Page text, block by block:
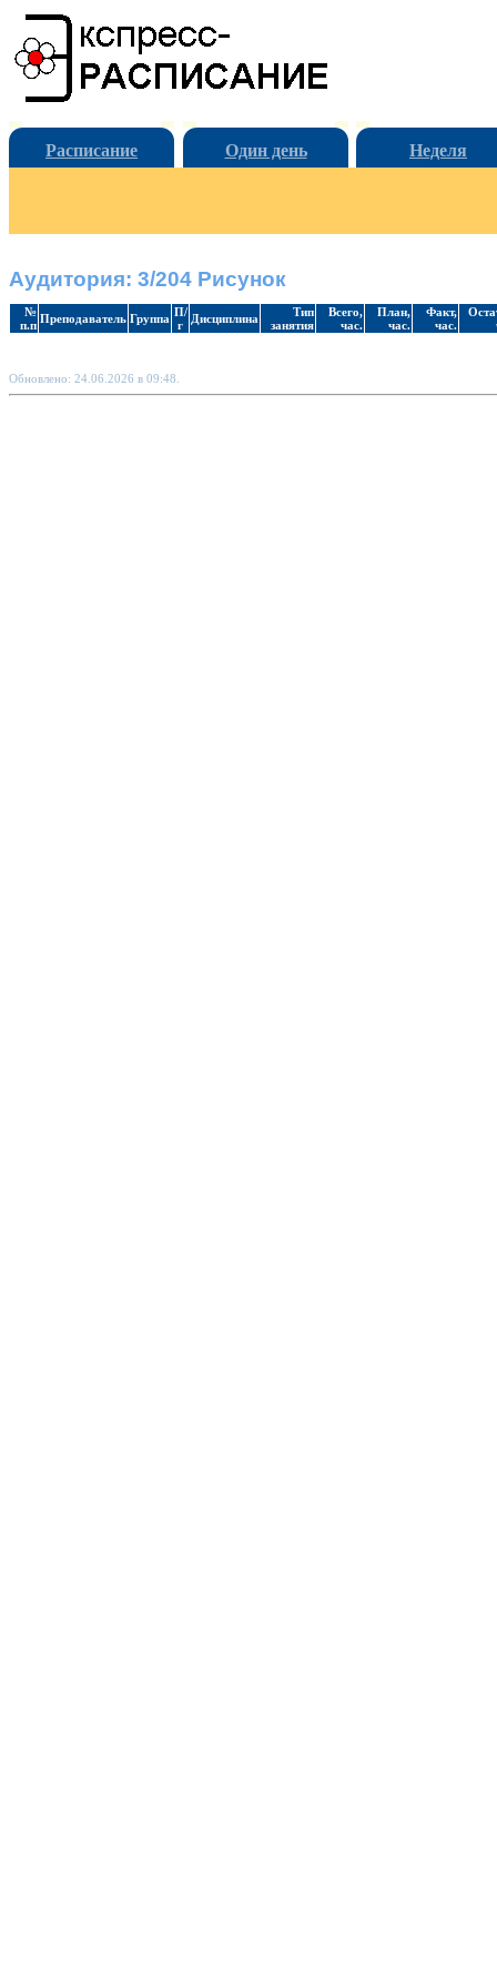
Расписание Один день Неделя
Аудитория: 3/204 Рисунок
№
п.п Преподаватель Группа П/
г
Дисциплина
Тип
занятия
Всего,
час.
План,
час.
Факт,
час.
Обновлено: 24.06.2026 в 09:48.